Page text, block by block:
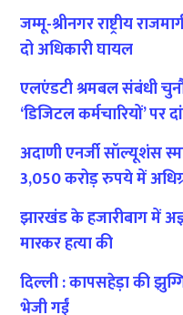
जम्मू-श्रीनगर राष्ट्रीय
दो अधिकारी घायल
एलएंडटी श्रमबल संबंधी
‘डिजिटल कर्मचारियों’ पर
अदाणी एनर्जी सॉल्यूशंस
3,050 करोड़ रुपये में
झारखंड के हजारीबाग में
मारकर हत्या की
दिल्ली : कापसहेड़ा की
भेजी गईं